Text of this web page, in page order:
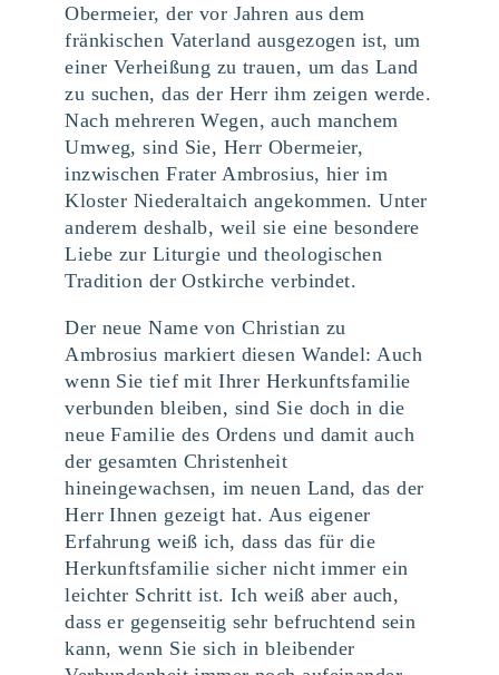
Obermeier, der vor Jahren aus dem
fränkischen Vaterland ausgezogen ist, um
einer Verheißung zu trauen, um das Land
zu suchen, das der Herr ihm zeigen werde.
Nach mehreren Wegen, auch manchem
Umweg, sind Sie, Herr Obermeier,
inzwischen Frater Ambrosius, hier im
Kloster Niederaltaich angekommen. Unter
anderem deshalb, weil sie eine besondere
Liebe zur Liturgie und theologischen
Tradition der Ostkirche verbindet.
Der neue Name von Christian zu
Ambrosius markiert diesen Wandel: Auch
wenn Sie tief mit Ihrer Herkunftsfamilie
verbunden bleiben, sind Sie doch in die
neue Familie des Ordens und damit auch
der gesamten Christenheit
hineingewachsen, im neuen Land, das der
Herr Ihnen gezeigt hat. Aus eigener
Erfahrung weiß ich, dass das für die
Herkunftsfamilie sicher nicht immer ein
leichter Schritt ist. Ich weiß aber auch,
dass er gegenseitig sehr befruchtend sein
kann, wenn Sie sich in bleibender